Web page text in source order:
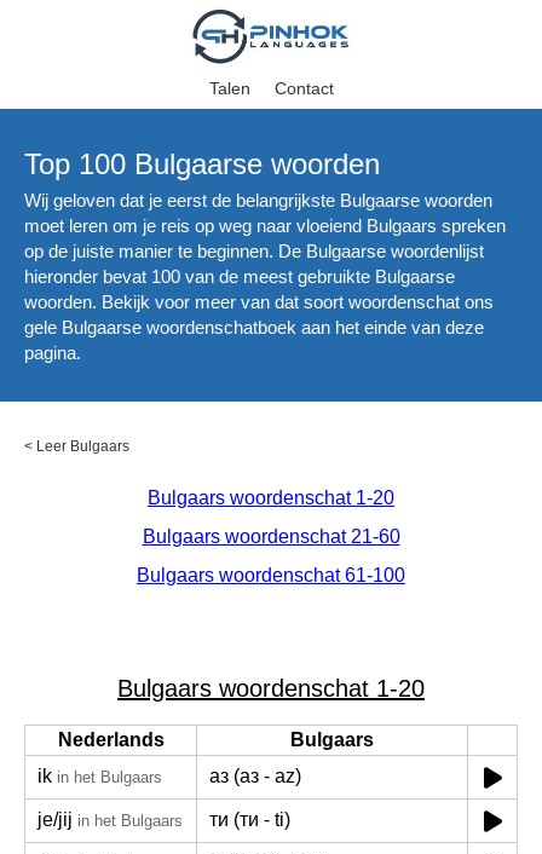
Talen Contact
Top 100 Bulgaarse woorden
Wij geloven dat je eerst de belangrijkste Bulgaarse woorden
moet leren om je reis op weg naar vloeiend Bulgaars spreken
op de juiste manier te beginnen. De Bulgaarse woordenlijst
hieronder bevat 100 van de meest gebruikte Bulgaarse
woorden. Bekijk voor meer van dat soort woordenschat ons
gele Bulgaarse woordenschatboek aan het einde van deze
pagina.
< Leer Bulgaars
Bulgaars woordenschat 1-20
Bulgaars woordenschat 21-60
Bulgaars woordenschat 61-100
Bulgaars woordenschat 1-20
Nederlands
Bulgaars
ik in het Bulgaars аз (аз - az)
je/jij in het Bulgaars ти (ти - ti)